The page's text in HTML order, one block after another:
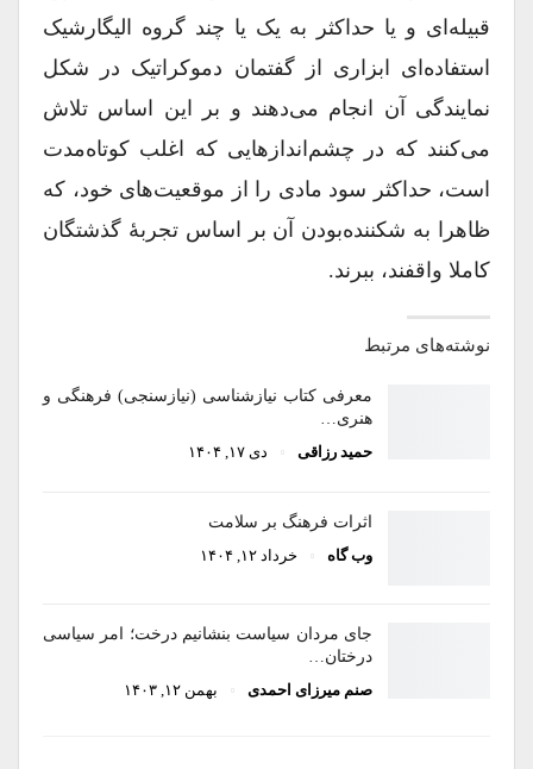
قبیله‌ای و یا حداکثر به یک یا چند گروه الیگارشیک
استفاده‌ای ابزاری از گفتمان دموکراتیک در شکل
نمایندگی آن انجام می‌دهند و بر این اساس تلاش
می‌کنند که در چشم‌اندازهایی که اغلب کوتاه‌مدت
است، حداکثر سود مادی را از موقعیت‌های خود، که
ظاهرا به شکننده‌بودن آن بر اساس تجربۀ گذشتگان
کاملا واقفند، ببرند.
نوشته‌های مرتبط
معرفی کتاب نیازشناسی (نیازسنجی) فرهنگی و
هنری…
حمید رزاقی
دی ۱۷, ۱۴۰۴
اثرات فرهنگ بر سلامت
وب گاه
خرداد ۱۲, ۱۴۰۴
جای مردان سیاست بنشانیم درخت؛ امر سیاسی
درختان…
صنم میرزای احمدی
بهمن ۱۲, ۱۴۰۳